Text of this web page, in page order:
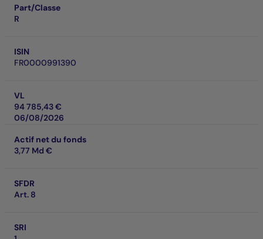
Part/Classe
R
ISIN
FR0000991390
VL
94 785,43 €
06/08/2026
Actif net du fonds
3,77 Md €
SFDR
Art. 8
SRI